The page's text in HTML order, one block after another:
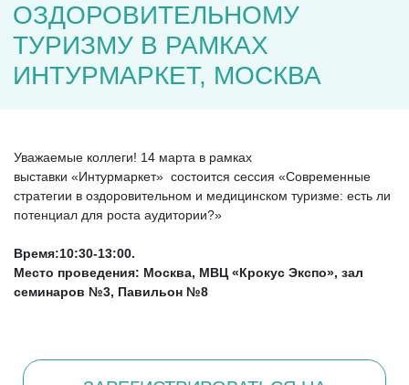
ОЗДОРОВИТЕЛЬНОМУ
ТУРИЗМУ В РАМКАХ
ИНТУРМАРКЕТ, МОСКВА
Уважаемые коллеги! 14 марта в рамках
выставки «Интурмаркет» состоится сессия «Современные
стратегии в оздоровительном и медицинском туризме: есть ли
потенциал для роста аудитории?»
Время:10:30-13:00.
Место проведения: Москва, МВЦ «Крокус Экспо», зал
семинаров №3, Павильон №8